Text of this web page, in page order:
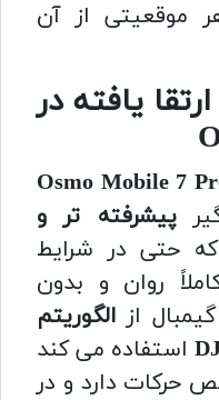
موقعیتی از آن
یافته در
Osmo Mobile 7
پیشرفته تر و
حتی در شرایط
روان و بدون
از الگوریتم
استفاده می کند
حرکات دارد و در